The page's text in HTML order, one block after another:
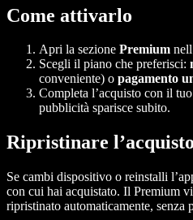
Come attivarlo
Apri la sezione Premium
Scegli il piano che preferisci:
conveniente) o pagamento
Completa l’acquisto con il
pubblicità sparisce subito.
Ripristinare l’acquisto
Se cambi dispositivo o reinstalli
con cui hai acquistato. Il Premium
ripristinato automaticamente, senza